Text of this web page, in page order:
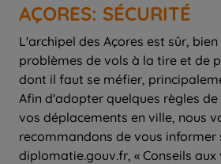
AÇORES: SÉCURITÉ
L'archipel des Açores est sûr,
problèmes de vols à la tire et de
dont il faut se méfier,
Afin d'adopter quelques règles
vos déplacements en ville, nous
recommandons de vous informer
diplomatie.gouv.fr, « Conseils aux